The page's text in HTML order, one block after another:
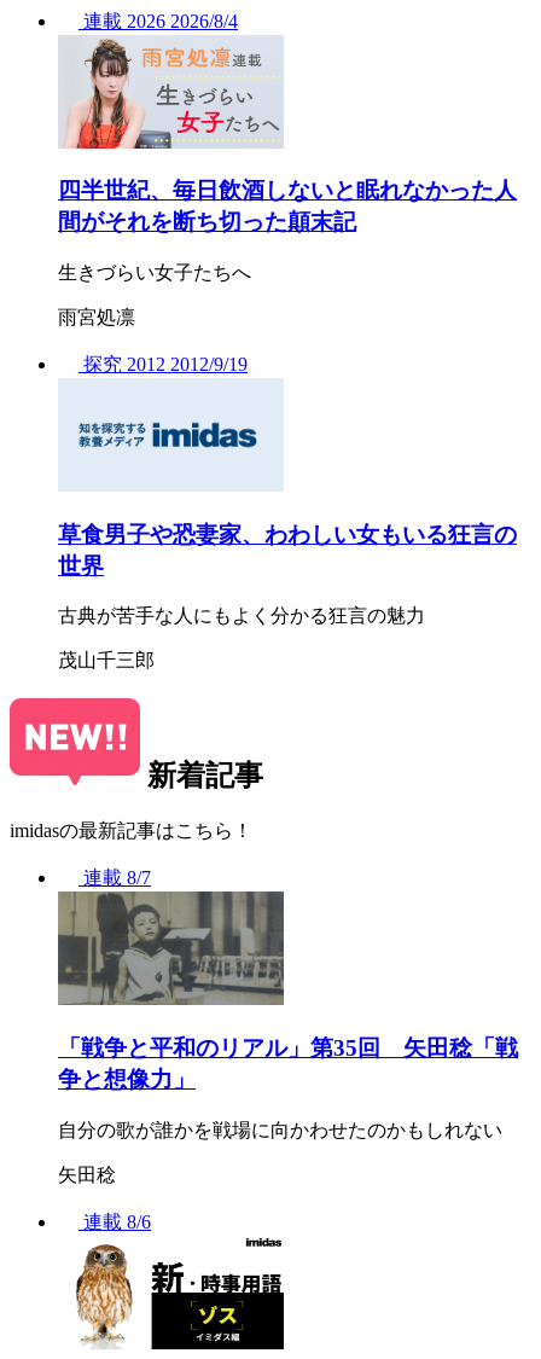
連載 2026 2026/8/4
四半世紀、毎日飲酒しないと眠れなかった人
間がそれを断ち切った顛末記
生きづらい女子たちへ
雨宮処凛
探究 2012 2012/9/19
草食男子や恐妻家、わわしい女もいる狂言の
世界
古典が苦手な人にもよく分かる狂言の魅力
茂山千三郎
新着記事
imidasの最新記事はこちら！
連載 8/7
「戦争と平和のリアル」第35回 矢田稔「戦
争と想像力」
自分の歌が誰かを戦場に向かわせたのかもしれない
矢田稔
連載 8/6